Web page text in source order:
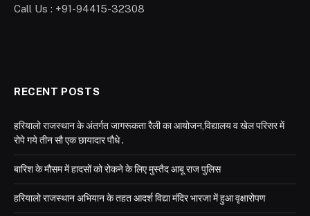
Call Us : +91-94415-32308
RECENT POSTS
हरियालो राजस्थान के अंतर्गत जागरूकता रैली का आयोजन,विद्यालय व खेल परिसर में
रोपे गये तीन सौ एक छायादार पौधे .
बारिश के मौसम में हादसों को रोकने के लिए मुस्तैद आबू राज पुलिस
हरियालो राजस्थान अभियान के तहत आदर्श विद्या मंदिर भारजा में हुआ वृक्षारोपण